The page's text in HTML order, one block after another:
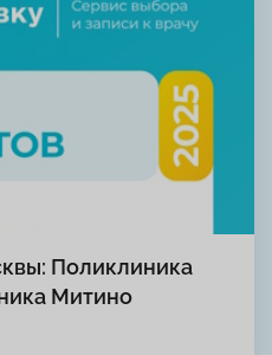
Поликлиника
Митино